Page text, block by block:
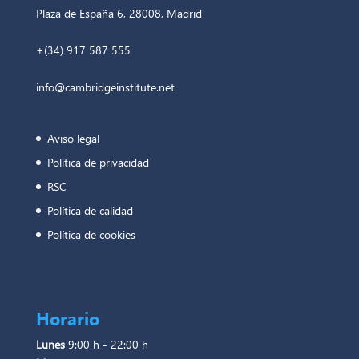
Plaza de España 6, 28008, Madrid
+(34) 917 587 555
info@cambridgeinstitute.net
Aviso legal
Política de privacidad
RSC
Política de calidad
Política de cookies
Horario
Lunes9:00 h - 22:00 h